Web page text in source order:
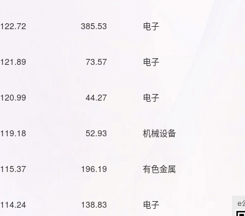
122.72 385.53 电子
121.89 73.57 电子
120.99 44.27 电子
119.18 52.93 机械设备
115.37 196.19 有色金属
114.24 138.83 电子